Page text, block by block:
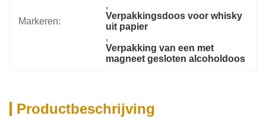
Markeren:
,
Verpakkingsdoos voor whisky
uit papier
,
Verpakking van een met
magneet gesloten alcoholdoos
Productbeschrijving